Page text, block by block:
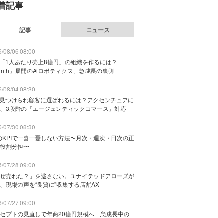
記事
記事 ニュース
08/06 08:00
1人あたり売上8億円」の組織を作るには？
」展開のAiロボティクス、急成長の裏側
08/04 08:30
つけられ顧客に選ばれるには？アクセンチュアに
3段階の「エージェンティックコマース」対応
07/30 08:30
KPIで一喜一憂しない方法〜月次・週次・日次の正
割分担〜
07/28 09:00
売れた？」を逃さない。ユナイテッドアローズが
現場の声を“良質に”収集する店舗AX
07/27 09:00
プトの見直しで年商20億円規模へ 急成長中の